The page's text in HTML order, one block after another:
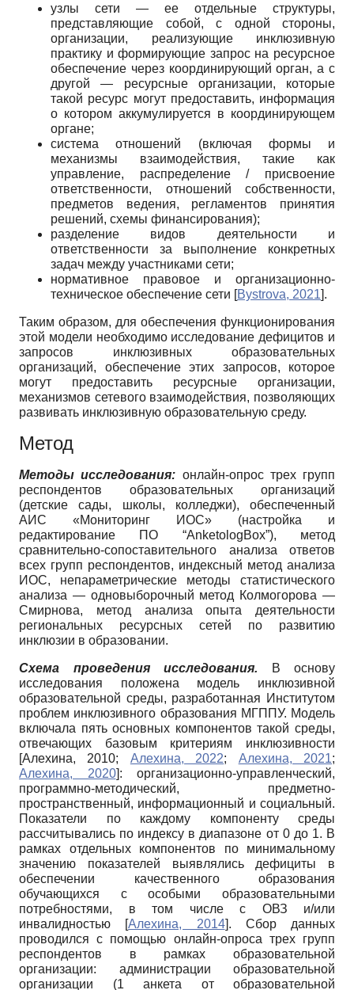
узлы сети — ее отдельные структуры,
представляющие собой, с одной стороны,
организации, реализующие инклюзивную
практику и формирующие запрос на ресурсное
обеспечение через координирующий орган, а с
другой — ресурсные организации, которые
такой ресурс могут предоставить, информация
о котором аккумулируется в координирующем
органе;
система отношений (включая формы и
механизмы взаимодействия, такие как
управление, распределение / присвоение
ответственности, отношений собственности,
предметов ведения, регламентов принятия
решений, схемы финансирования);
разделение видов деятельности и
ответственности за выполнение конкретных
задач между участниками сети;
нормативное правовое и организационно-
техническое обеспечение сети [Bystrova, 2021].
Таким образом, для обеспечения функционирования
этой модели необходимо исследование дефицитов и
запросов инклюзивных образовательных
организаций, обеспечение этих запросов, которое
могут предоставить ресурсные организации,
механизмов сетевого взаимодействия, позволяющих
развивать инклюзивную образовательную среду.
Метод
Методы исследования: онлайн-опрос трех групп
респондентов образовательных организаций
(детские сады, школы, колледжи), обеспеченный
АИС «Мониторинг ИОС» (настройка и
редактирование ПО “AnketologBox”), метод
сравнительно-сопоставительного анализа ответов
всех групп респондентов, индексный метод анализа
ИОС, непараметрические методы статистического
анализа — одновыборочный метод Колмогорова —
Смирнова, метод анализа опыта деятельности
региональных ресурсных сетей по развитию
инклюзии в образовании.
Схема проведения исследования. В основу
исследования положена модель инклюзивной
образовательной среды, разработанная Институтом
проблем инклюзивного образования МГППУ. Модель
включала пять основных компонентов такой среды,
отвечающих базовым критериям инклюзивности
[Алехина, 2010; Алехина, 2022; Алехина, 2021;
Алехина, 2020]: организационно-управленческий,
программно-методический, предметно-
пространственный, информационный и социальный.
Показатели по каждому компоненту среды
рассчитывались по индексу в диапазоне от 0 до 1. В
рамках отдельных компонентов по минимальному
значению показателей выявлялись дефициты в
обеспечении качественного образования
обучающихся с особыми образовательными
потребностями, в том числе с ОВЗ и/или
инвалидностью
[Алехина, 2014]. Сбор данных
проводился с помощью онлайн-опроса трех групп
респондентов в рамках образовательной
организации: администрации образовательной
организации (1 анкета от образовательной